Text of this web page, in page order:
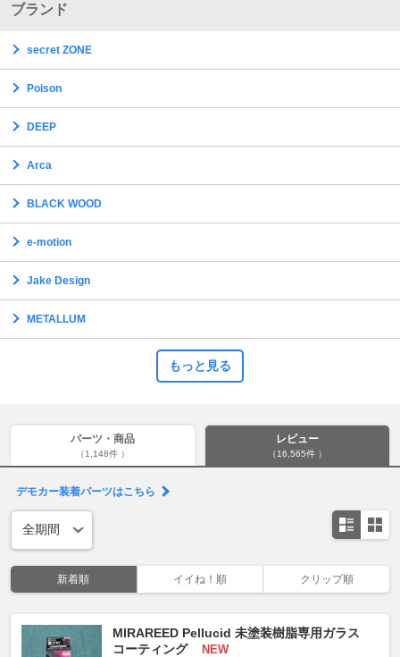
ブランド
secret ZONE
Poison
DEEP
Arca
BLACK WOOD
e-motion
Jake Design
METALLUM
もっと見る
パーツ・商品
（1,148件 ）
レビュー
（16,565件 ）
デモカー装着パーツはこちら
新着順 イイね！順 クリップ順
MIRAREED Pellucid 未塗装樹脂専用ガラス
コーティング
NEW